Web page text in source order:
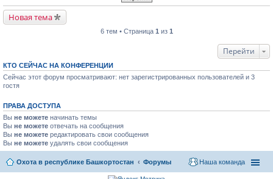
Новая тема
6 тем • Страница 1 из 1
Перейти
КТО СЕЙЧАС НА КОНФЕРЕНЦИИ
Сейчас этот форум просматривают: нет зарегистрированных пользователей и 3
гостя
ПРАВА ДОСТУПА
Вы не можете начинать темы
Вы не можете отвечать на сообщения
Вы не можете редактировать свои сообщения
Вы не можете удалять свои сообщения
Охота в республике Башкортостан Форумы Наша команда